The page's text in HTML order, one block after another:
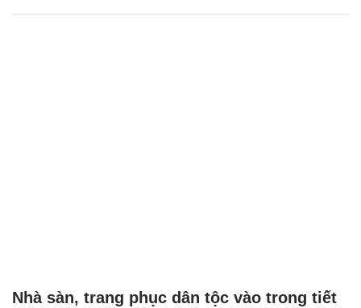
Nhà sàn, trang phục dân tộc vào trong tiết